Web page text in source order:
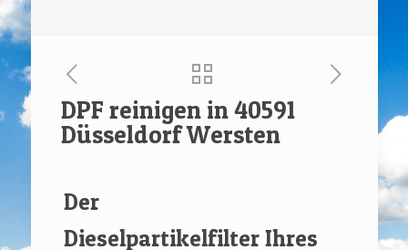
DPF reinigen in 40591
Düsseldorf Wersten
Der
Dieselpartikelfilter Ihres